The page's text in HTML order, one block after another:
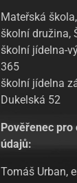
Mateřská
školní družina,
školní jídelna-
365
školní jídelna
Dukelská 52
Pověřenec
údajů:
Tomáš Urban,